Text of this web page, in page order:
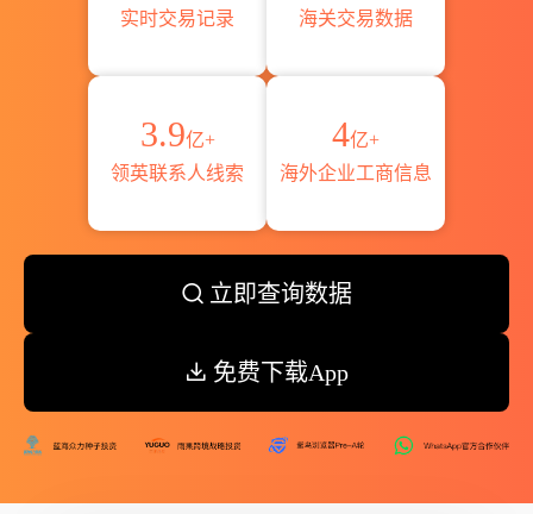
实时交易记录
海关交易数据
3.9亿+
领英联系人线索
4亿+
海外企业工商信息
立即查询数据
免费下载App